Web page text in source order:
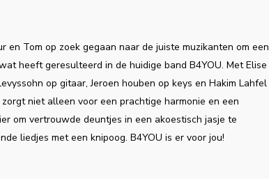
Tom op zoek gegaan naar de juiste muzikanten om een
heeft geresulteerd in de huidige band B4YOU. Met Elise
op gitaar, Jeroen houben op keys en Hakim Lahfel
niet alleen voor een prachtige harmonie en een
om vertrouwde deuntjes in een akoestisch jasje te
liedjes met een knipoog. B4YOU is er voor jou!